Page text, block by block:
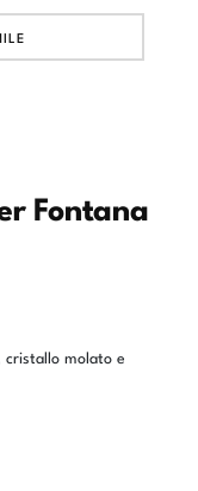
Fontana
cristallo molato e